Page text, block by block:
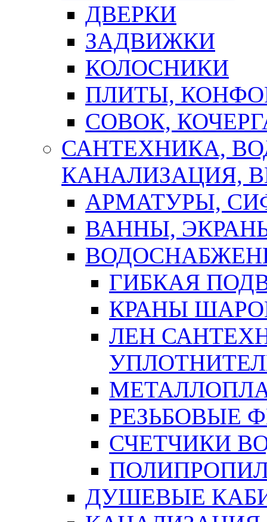
ДВЕРКИ
ЗАДВИЖКИ
КОЛОСНИКИ
ПЛИТЫ,
СОВОК,
САНТЕХНИКА,
КАНАЛИЗАЦИЯ,
АРМАТУРЫ,
ВАННЫ,
ГИБКАЯ
КРАНЫ
ЛЕН
РЕЗЬБОВЫЕ
СЧЕТЧИКИ
ДУШЕВЫЕ